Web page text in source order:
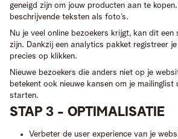
geneigd zijn om jouw producten aan te
beschrijvende teksten als foto’s.
Nu je veel online bezoekers krijgt, kan dit
zijn. Dankzij een analytics pakket registreer
precies op klikken.
Nieuwe bezoekers die anders niet op je
betekent ook nieuwe kansen om je
starten.
STAP 3 - OPTIMALISATIE
Verbeter de user experience van je